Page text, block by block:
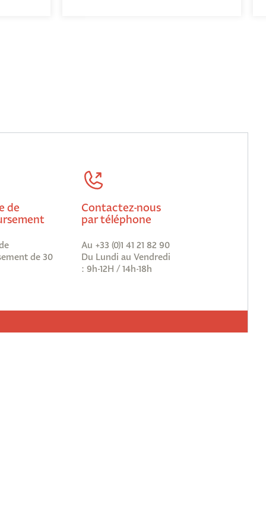
de
de 30
Contactez-nous
par téléphone
Au +33 (0)1 41 21 82 90
Du Lundi au Vendredi
: 9h-12H / 14h-18h